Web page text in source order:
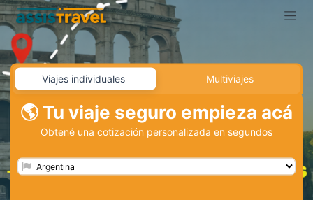
Viajes individuales Multiviajes
🌎 Tu viaje seguro empieza acá
Obtené una cotización personalizada en segundos